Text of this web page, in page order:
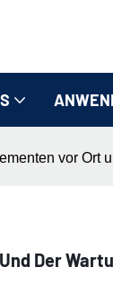
vor Ort
Der